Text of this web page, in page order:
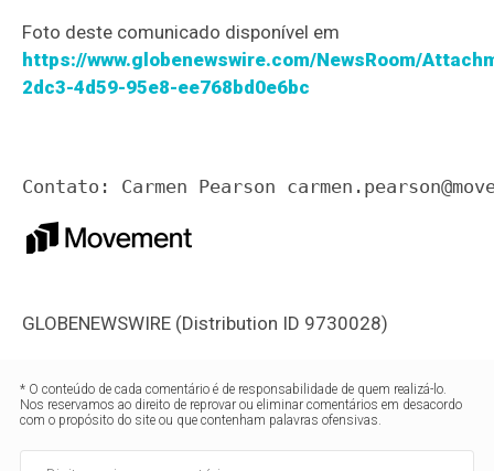
Foto deste comunicado disponível em
https://www.globenewswire.com/NewsRoom/
2dc3-4d59-95e8-ee768bd0e6bc
Contato: Carmen Pearson
GLOBENEWSWIRE (Distribution ID 9730028)
* O conteúdo de cada comentário é de responsabilidade de quem realizá-lo.
Nos reservamos ao direito de reprovar ou eliminar comentários em desacordo
com o propósito do site ou que contenham palavras ofensivas.